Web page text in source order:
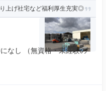
上げ社宅など福利厚生充実◎
なし （無資格・未経験の